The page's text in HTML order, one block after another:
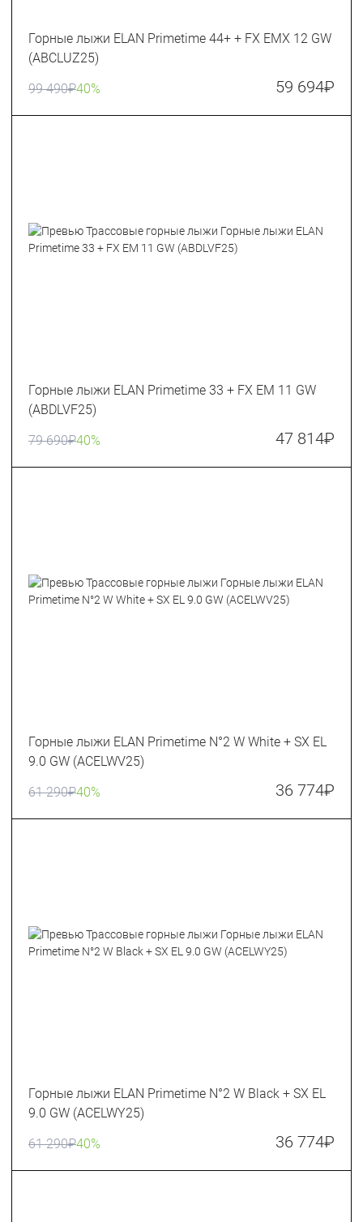
Горные лыжи ELAN Primetime 44+ + FX EMX 12 GW
(ABCLUZ25)
99 490₽40% 59 694₽
Горные лыжи ELAN Primetime 33 + FX EM 11 GW
(ABDLVF25)
79 690₽40% 47 814₽
Горные лыжи ELAN Primetime N°2 W White + SX EL
9.0 GW (ACELWV25)
61 290₽40% 36 774₽
Горные лыжи ELAN Primetime N°2 W Black + SX EL
9.0 GW (ACELWY25)
61 290₽40% 36 774₽